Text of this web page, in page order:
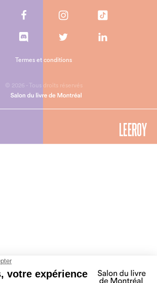
© 2026 - Tous droits réservés
Termes et conditions